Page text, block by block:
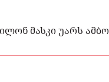
მასკი უარს